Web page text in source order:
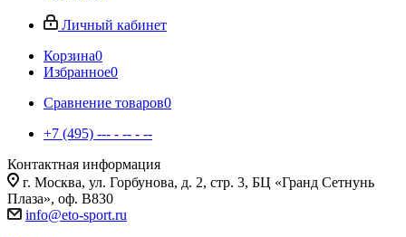
Личный кабинет
Корзина0
Избранное0
Сравнение товаров0
+7 (495) --- - -- - --
Контактная информация
г. Москва, ул. Горбунова, д. 2, стр. 3, БЦ «Гранд Сетнунь
Плаза», оф. В830
info@eto-sport.ru